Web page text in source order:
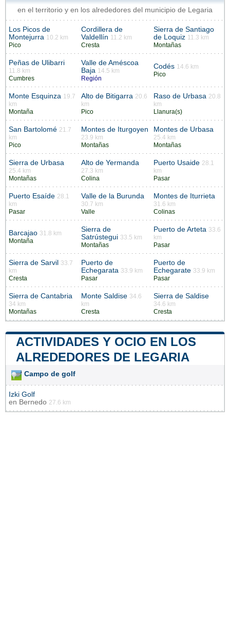
en el territorio y en los alrededores del municipio de Legaria
Los Picos de
Montejurra 10.2 km
Pico
Cordillera de
Valdellín 11.2 km
Cresta
Sierra de Santiago
de Loquiz 11.3 km
Montañas
Peñas de Ulibarri
11.8 km
Cumbres
Valle de Améscoa
Baja 14.5 km
Región
Codés 14.6 km
Pico
Monte Esquinza 19.7
km
Montaña
Alto de Bitigarra 20.6
km
Pico
Raso de Urbasa 20.8
km
Llanura(s)
San Bartolomé 21.7
km
Pico
Montes de Iturgoyen
23.9 km
Montañas
Montes de Urbasa
25.4 km
Montañas
Sierra de Urbasa
25.4 km
Montañas
Alto de Yermanda
27.3 km
Colina
Puerto Usaide 28.1
km
Pasar
Puerto Esaíde 28.1
km
Pasar
Valle de la Burunda
30.7 km
Valle
Montes de Iturrieta
31.6 km
Colinas
Barcajao 31.8 km
Montaña
Sierra de
Satrústegui 33.5 km
Montañas
Puerto de Arteta 33.6
km
Pasar
Sierra de Sarvil
33.7
km
Cresta
Puerto de
Echegarata 33.9 km
Pasar
Puerto de
Echegarate 33.9 km
Pasar
Sierra de Cantabria
34 km
Montañas
Monte Saldise 34.6
km
Cresta
Sierra de Saldise
34.6 km
Cresta
ACTIVIDADES Y OCIO EN LOS
ALREDEDORES DE LEGARIA
Campo de golf
Izki Golf
en Bernedo 27.6 km